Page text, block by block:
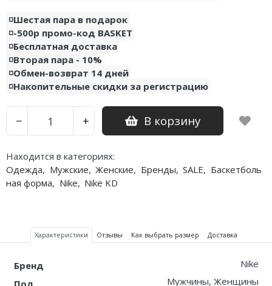
◽️Шестая пара в подарок
◽️-500р промо-код BASKET
◽️Бесплатная доставка
◽️Вторая пара - 10%
◽️Обмен-возврат 14 дней
◽️Накопительные скидки за регистрацию
− + В корзину
Находится в категориях:
Одежда, Мужские, Женские, Бренды, SALE, Баскетболь
ная форма, Nike, Nike KD
Характеристики Отзывы Как выбрать размер Доставка
Бренд
Nike
Пол
Мужчины, Женщины
Nike Uptempo
Nike Foamposite